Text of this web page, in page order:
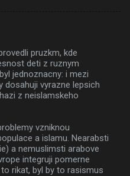
pruzkm, kde
deti z ruznym
jednoznacny: i mezi
dosahuji vyrazne lepsich
z neislamskeho
vzniknou
a islamu. Nearabsti
a nemuslimsti arabove
integruji pomerne
rikat, byl by to rasismus